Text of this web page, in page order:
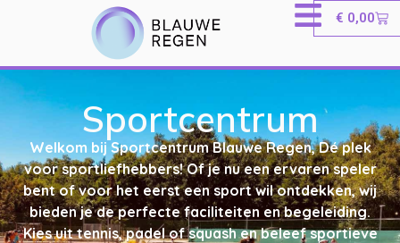
€ 0,00
Sportcentrum
Welkom bij Sportcentrum Blauwe Regen, Dé plek
voor sportliefhebbers! Of je nu een ervaren speler
bent of voor het eerst een sport wil ontdekken, wij
bieden je de perfecte faciliteiten en begeleiding.
Kies uit tennis, padel of squash en beleef sportieve